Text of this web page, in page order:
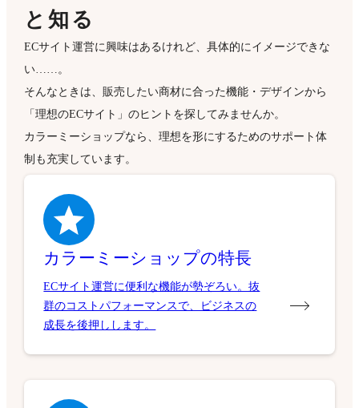
と知る
ECサイト運営に興味はあるけれど、具体的にイメージできな
い……。
そんなときは、販売したい商材に合った機能・デザインから
「理想のECサイト」のヒントを探してみませんか。
カラーミーショップなら、理想を形にするためのサポート体
制も充実しています。
カラーミーショップの特長
ECサイト運営に便利な機能が勢ぞろい。抜
群のコストパフォーマンスで、ビジネスの
成長を後押しします。